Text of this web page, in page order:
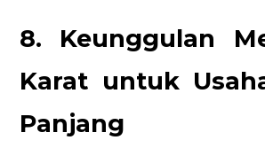
8. Keunggulan
Karat untuk
Panjang